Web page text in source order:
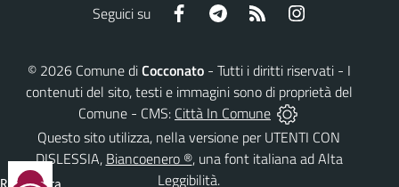
Seguici su Facebook Telegram RSS
© 2026Comune diCocconato- Tutti i diritti riservati - I
contenuti del sito, testi e immagini sono di proprietà del
Comune - CMS: Città In Comune
Questo sito utilizza, nella versione per UTENTI CON
DISLESSIA, Biancoenero ®, una font italiana ad Alta
Leggibilità.